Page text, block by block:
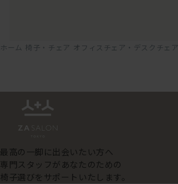
ホーム 椅子・チェア オフィスチェア・デスクチェア
最高の一脚に出会いたい方へ
専門スタッフがあなたのための
椅子選びをサポートいたします。